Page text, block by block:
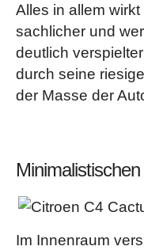
Alles in allem
sachlicher und
deutlich
durch seine
der Masse der
Im Innenraum